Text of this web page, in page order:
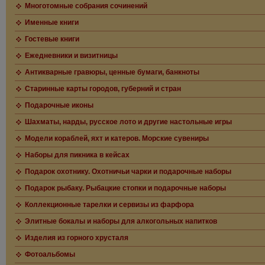
Многотомные собрания сочинений
Именные книги
Гостевые книги
Ежедневники и визитницы
Антикварные гравюры, ценные бумаги, банкноты
Старинные карты городов, губерний и стран
Подарочные иконы
Шахматы, нарды, русское лото и другие настольные игры
Модели кораблей, яхт и катеров. Морские сувениры
Наборы для пикника в кейсах
Подарок охотнику. Охотничьи чарки и подарочные наборы
Подарок рыбаку. Рыбацкие стопки и подарочные наборы
Коллекционные тарелки и сервизы из фарфора
Элитные бокалы и наборы для алкогольных напитков
Изделия из горного хрусталя
Фотоальбомы